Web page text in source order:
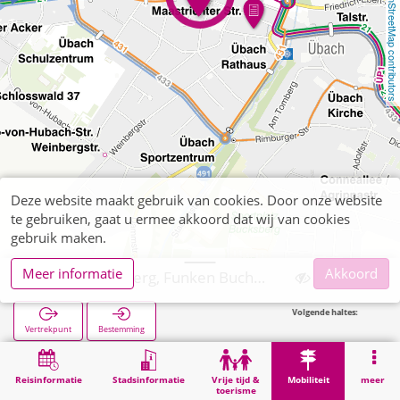
OpenStreetMap contributors
Reisinformatie Stadsinformatie
Vrije tijd &
toerisme
Mobiliteit meer
Vertrekpunt Bestemming
Volgende haltes:
Mobiliteit Verkoop van tickets Übach-Palenberg, Funken Buchhandlung
Deze website maakt gebruik van cookies. Door onze website
te gebruiken, gaat u ermee akkoord dat wij van cookies
gebruik maken.
Meer informatie
Akkoord